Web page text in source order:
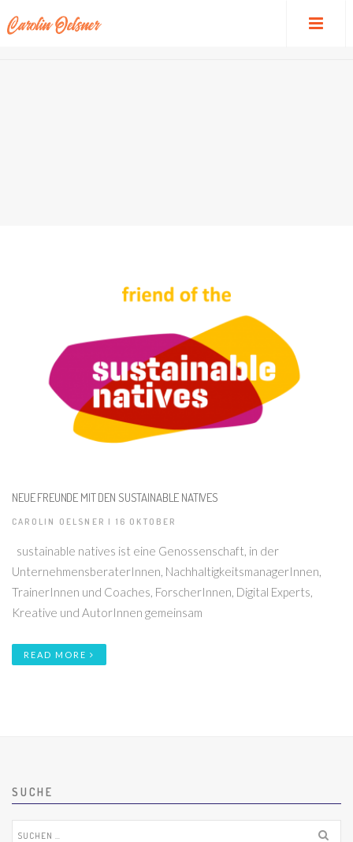
NEUE FREUNDE MIT DEN SUSTAINABLE NATIVES
CAROLIN OELSNER | 16 OKTOBER
sustainable natives ist eine Genossenschaft, in der
UnternehmensberaterInnen, NachhaltigkeitsmanagerInnen,
TrainerInnen und Coaches, ForscherInnen, Digital Experts,
Kreative und AutorInnen gemeinsam
READ MORE
SUCHE
Suchen